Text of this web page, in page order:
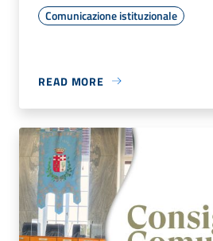
Comunicazione istituzionale
READ MORE